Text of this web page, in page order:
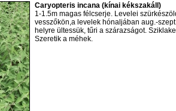
Caryopteris incana (kínai kékszakáll)
1-1.5m magas félcserje. Levelei
vesszőkön,a levelek hónaljában aug.-
helyre ültessük, tűri a szárazságot.
Szeretik a méhek.